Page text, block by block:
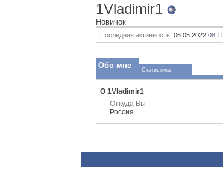
1Vladimir1
Новичок
Последняя активность: 06.05.202208:11
Обо мне Статистика
О 1Vladimir1
Откуда Вы
Россия